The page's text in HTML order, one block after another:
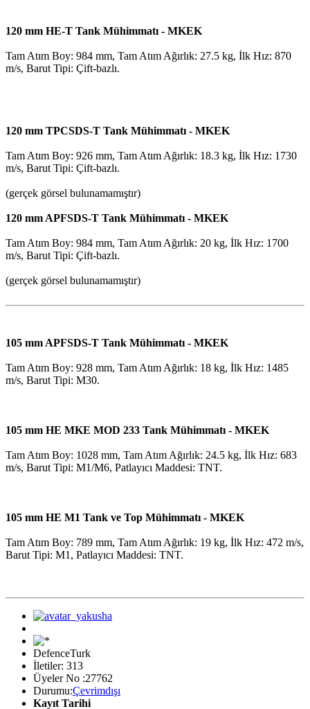
120 mm HE-T Tank Mühimmatı - MKEK
Tam Atım Boy: 984 mm, Tam Atım Ağırlık: 27.5 kg, İlk Hız: 870
m/s, Barut Tipi: Çift-bazlı.
120 mm TPCSDS-T Tank Mühimmatı - MKEK
Tam Atım Boy: 926 mm, Tam Atım Ağırlık: 18.3 kg, İlk Hız: 1730
m/s, Barut Tipi: Çift-bazlı.
(gerçek görsel bulunamamıştır)
120 mm APFSDS-T Tank Mühimmatı - MKEK
Tam Atım Boy: 984 mm, Tam Atım Ağırlık: 20 kg, İlk Hız: 1700
m/s, Barut Tipi: Çift-bazlı.
(gerçek görsel bulunamamıştır)
105 mm APFSDS-T Tank Mühimmatı - MKEK
Tam Atım Boy: 928 mm, Tam Atım Ağırlık: 18 kg, İlk Hız: 1485
m/s, Barut Tipi: M30.
105 mm HE MKE MOD 233 Tank Mühimmatı - MKEK
Tam Atım Boy: 1028 mm, Tam Atım Ağırlık: 24.5 kg, İlk Hız: 683
m/s, Barut Tipi: M1/M6, Patlayıcı Maddesi: TNT.
105 mm HE M1 Tank ve Top Mühimmatı - MKEK
Tam Atım Boy: 789 mm, Tam Atım Ağırlık: 19 kg, İlk Hız: 472 m/s,
Barut Tipi: M1, Patlayıcı Maddesi: TNT.
DefenceTurk
İletiler: 313
Üyeler No :27762
Durumu:Çevrimdışı
Kayıt Tarihi